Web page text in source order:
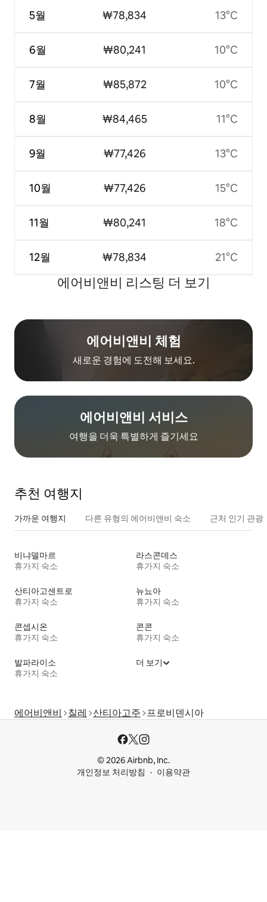
5월
6월
7월
8월
9월
10월
11월
12월
₩78,834
₩80,241
₩85,872
₩84,465
₩77,426
₩77,426
₩80,241
₩78,834
13°C
10°C
10°C
11°C
13°C
15°C
18°C
21°C
에어비앤비 리스팅 더 보기
에어비앤비 체험
새로운 경험에 도전해 보세요.
에어비앤비 서비스
여행을 더욱 특별하게 즐기세요
추천 여행지
가까운 여행지 다른 유형의 에어비앤비 숙소 근처 인기 관광
비냐델마르
휴가지 숙소
라스콘데스
휴가지 숙소
산티아고센트로
휴가지 숙소
뉴뇨아
휴가지 숙소
콘셉시온
휴가지 숙소
콘콘
휴가지 숙소
발파라이소
휴가지 숙소
더 보기
에어비앤비 칠레 산티아고주 프로비덴시아
© 2026 Airbnb, Inc.
개인정보 처리방침
이용약관